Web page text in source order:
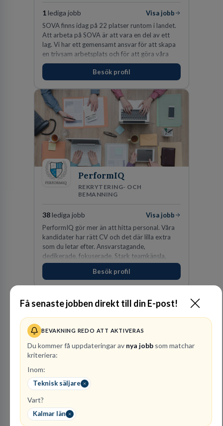
Få senaste jobben direkt till din E-post!
BEVAKNING REDO ATT AKTIVERAS
Du kommer få uppdateringar av nya jobb som matchar
kriteriera:
Inom:
Teknisk säljare
Vart?
Kalmar län
1lediga jobb
Visa jobb
SOVA finns idag på 22 platser runtom i landet.
Att arbeta på SOVA är att vara en del av ett
lag. Vi har ett gemensamt ansvar för att skapa
en trivsam arbetsplats och för att göra våra
kunder nöjda. Som medarbetare hos oss
förväntas du visa engagemang, öppenhet,
ansvar och respekt.
Besök profil
PerformIQ
REKRYTERING- OCH
BEMANNING
38 lediga jobb
Visa jobb
PerformIQ gör mer än att hitta personal. Våra
kandidater har rätt CV och det där lilla extra
som du letar efter. Ansvarstagande,
dedikerade, fokuserade. Stark teamkänsla,
vinnarinstinkt och hälsomedvetna. Vi kallar det
för idrottens egenskaper.
Besök profil
Vattenfall AB
ENERGI
305lediga jobb
Hos oss på Vattenfall får du möjlighet att ta